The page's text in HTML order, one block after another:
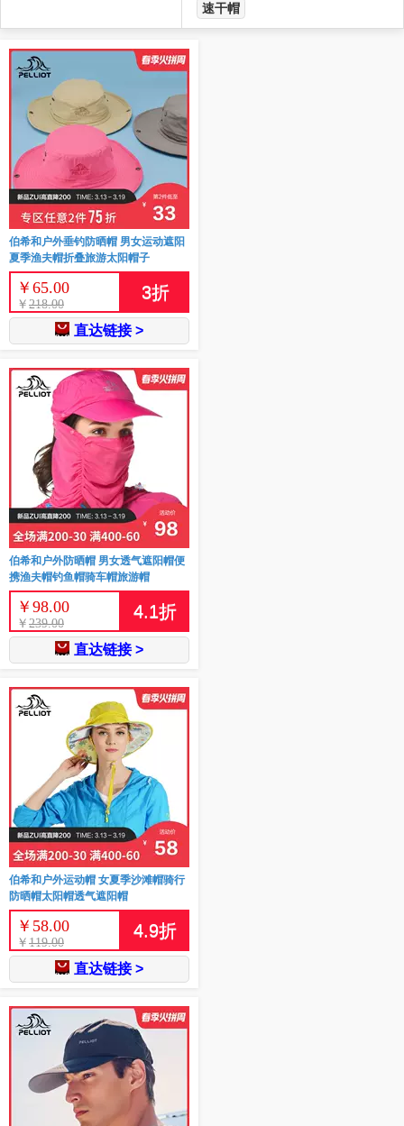
速干帽
伯希和户外垂钓防晒帽 男女运动遮阳
夏季渔夫帽折叠旅游太阳帽子
￥ 65.00
￥ 218.00
3折
直达链接 >
伯希和户外防晒帽 男女透气遮阳帽便
携渔夫帽钓鱼帽骑车帽旅游帽
￥ 98.00
￥ 239.00
4.1折
直达链接 >
伯希和户外运动帽 女夏季沙滩帽骑行
防晒帽太阳帽透气遮阳帽
￥ 58.00
￥ 119.00
4.9折
直达链接 >